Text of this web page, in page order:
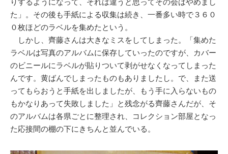
りするようになって、それは違うと思ってその会はやめまし
た」。その後も手紙による収集は続き、一番多い時で３６０
０枚ほどのラベルを集めたという。
しかし、齊藤さんは大きなミスをしてしまった。「集めた
ラベルは写真のアルバムに保存していったのですが、カバー
のビニールにラベルが貼りついて剥がせなくなってしまった
んです。黄ばんでしまったものもありましたし。で、また送
ってもらおうと手紙を出しましたが、もう手に入らないもの
もかなりあって失敗しました」と残念がる齊藤さんだが、そ
のアルバムは各県ごとに整理され、コレクション部屋となっ
た応接間の棚の下にきちんと並んでいる。